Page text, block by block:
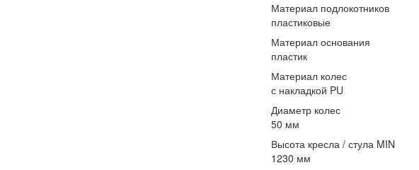
Материал подлокотников
пластиковые
Материал основания
пластик
Материал колес
с накладкой PU
Диаметр колес
50 мм
Высота кресла / стула MIN
1230 мм